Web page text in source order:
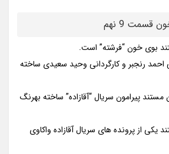
قسمت 9 نهم
بوی خون “فرشته” است.
رنجبر و کارگردانی وحید سعیدی ساخته
پیرامون سریال “آقازاده” ساخته بهرنگ
از پرونده های سریال آقازاده واکاوی